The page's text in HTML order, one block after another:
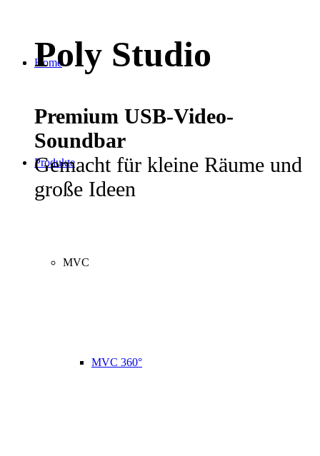
Home
Produkte
MVC
MVC 360°
Poly Studio
Premium USB-Video-
Soundbar
Gemacht für kleine Räume und
große Ideen